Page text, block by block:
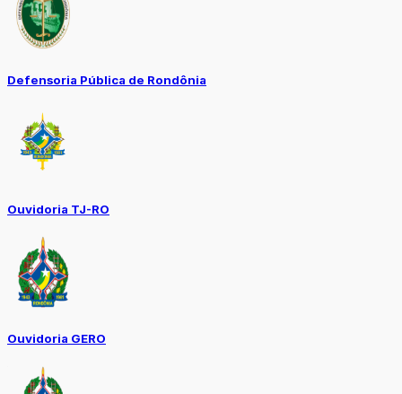
Defensoria Pública de Rondônia
Ouvidoria TJ-RO
Ouvidoria GERO